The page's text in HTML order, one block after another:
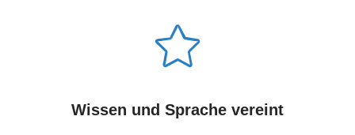
Wissen und Sprache vereint